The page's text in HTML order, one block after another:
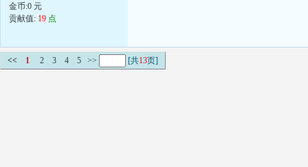
金币:0 元
贡献值: 19 点
<< 1 2 3 4 5 >> [共13页]